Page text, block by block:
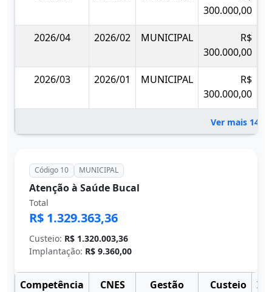
300.000,00
2026/04 2026/02 MUNICIPAL
R$
300.000,00
2026/03 2026/01 MUNICIPAL
R$
300.000,00
Ver mais 14
Código 10 MUNICIPAL
Atenção à Saúde Bucal
Total
R$ 1.329.363,36
Custeio: R$ 1.320.003,36
Implantação: R$ 9.360,00
Competência CNES Gestão Custeio